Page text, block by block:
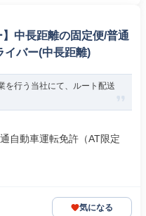
中長距離の固定便/普通
イバー(中長距離)
を行う当社にて、ルート配送
自動車運転免許（AT限定
気になる